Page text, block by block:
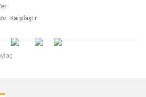
Karşılaştır